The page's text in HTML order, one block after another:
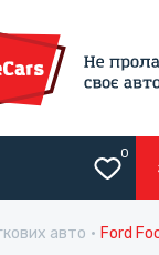
0
авто Ford